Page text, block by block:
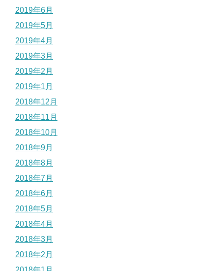
2019年6月
2019年5月
2019年4月
2019年3月
2019年2月
2019年1月
2018年12月
2018年11月
2018年10月
2018年9月
2018年8月
2018年7月
2018年6月
2018年5月
2018年4月
2018年3月
2018年2月